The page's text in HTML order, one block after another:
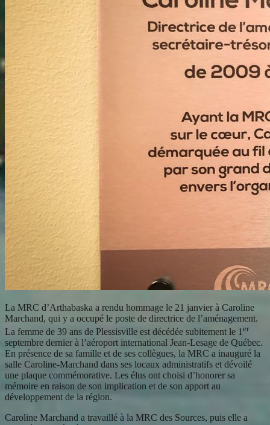
La MRC d’Arthabaska a rendu hommage le 21 janvier à Caroline
Marchand, qui y a occupé le poste de directrice de l’aménagement.
La femme de 39 ans de Plessisville est décédée subitement le 1 er
septembre dernier à l’aéroport international Jean-Lesage de Québec.
En présence de sa famille et de ses collègues, la MRC a inauguré la
salle Caroline-Marchand dans ses locaux administratifs et dévoilé
une plaque commémorative. Les élus ont choisi d’honorer sa
mémoire en raison de son implication et de son apport au
développement de la région.
Caroline Marchand a travaillé à la MRC des Sources, puis elle a